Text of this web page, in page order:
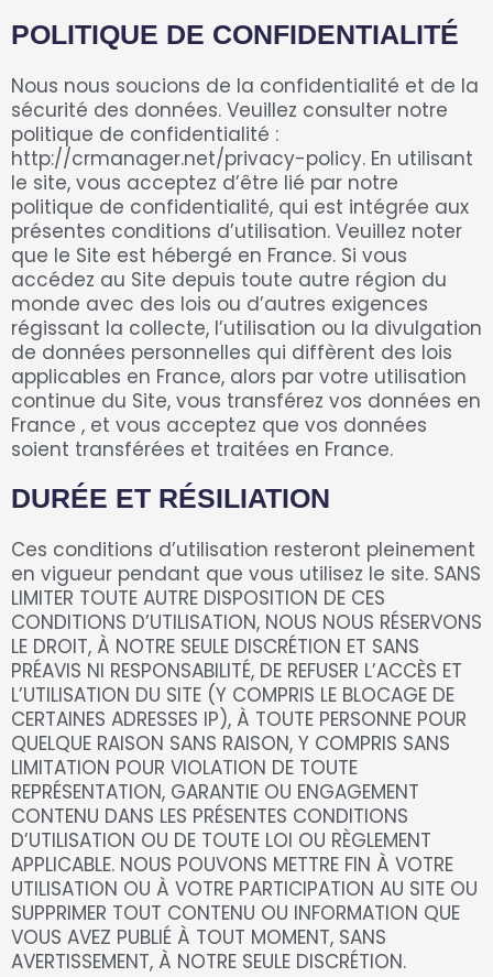
POLITIQUE DE CONFIDENTIALITÉ
Nous nous soucions de la confidentialité et de la
sécurité des données. Veuillez consulter notre
politique de confidentialité :
http://crmanager.net/privacy-policy. En utilisant
le site, vous acceptez d’être lié par notre
politique de confidentialité, qui est intégrée aux
présentes conditions d’utilisation. Veuillez noter
que le Site est hébergé en France. Si vous
accédez au Site depuis toute autre région du
monde avec des lois ou d’autres exigences
régissant la collecte, l’utilisation ou la divulgation
de données personnelles qui diffèrent des lois
applicables en France, alors par votre utilisation
continue du Site, vous transférez vos données en
France , et vous acceptez que vos données
soient transférées et traitées en France.
DURÉE ET RÉSILIATION
Ces conditions d’utilisation resteront pleinement
en vigueur pendant que vous utilisez le site. SANS
LIMITER TOUTE AUTRE DISPOSITION DE CES
CONDITIONS D’UTILISATION, NOUS NOUS RÉSERVONS
LE DROIT, À NOTRE SEULE DISCRÉTION ET SANS
PRÉAVIS NI RESPONSABILITÉ, DE REFUSER L’ACCÈS ET
L’UTILISATION DU SITE (Y COMPRIS LE BLOCAGE DE
CERTAINES ADRESSES IP), À TOUTE PERSONNE POUR
QUELQUE RAISON SANS RAISON, Y COMPRIS SANS
LIMITATION POUR VIOLATION DE TOUTE
REPRÉSENTATION, GARANTIE OU ENGAGEMENT
CONTENU DANS LES PRÉSENTES CONDITIONS
D’UTILISATION OU DE TOUTE LOI OU RÈGLEMENT
APPLICABLE. NOUS POUVONS METTRE FIN À VOTRE
UTILISATION OU À VOTRE PARTICIPATION AU SITE OU
SUPPRIMER TOUT CONTENU OU INFORMATION QUE
VOUS AVEZ PUBLIÉ À TOUT MOMENT, SANS
AVERTISSEMENT, À NOTRE SEULE DISCRÉTION.